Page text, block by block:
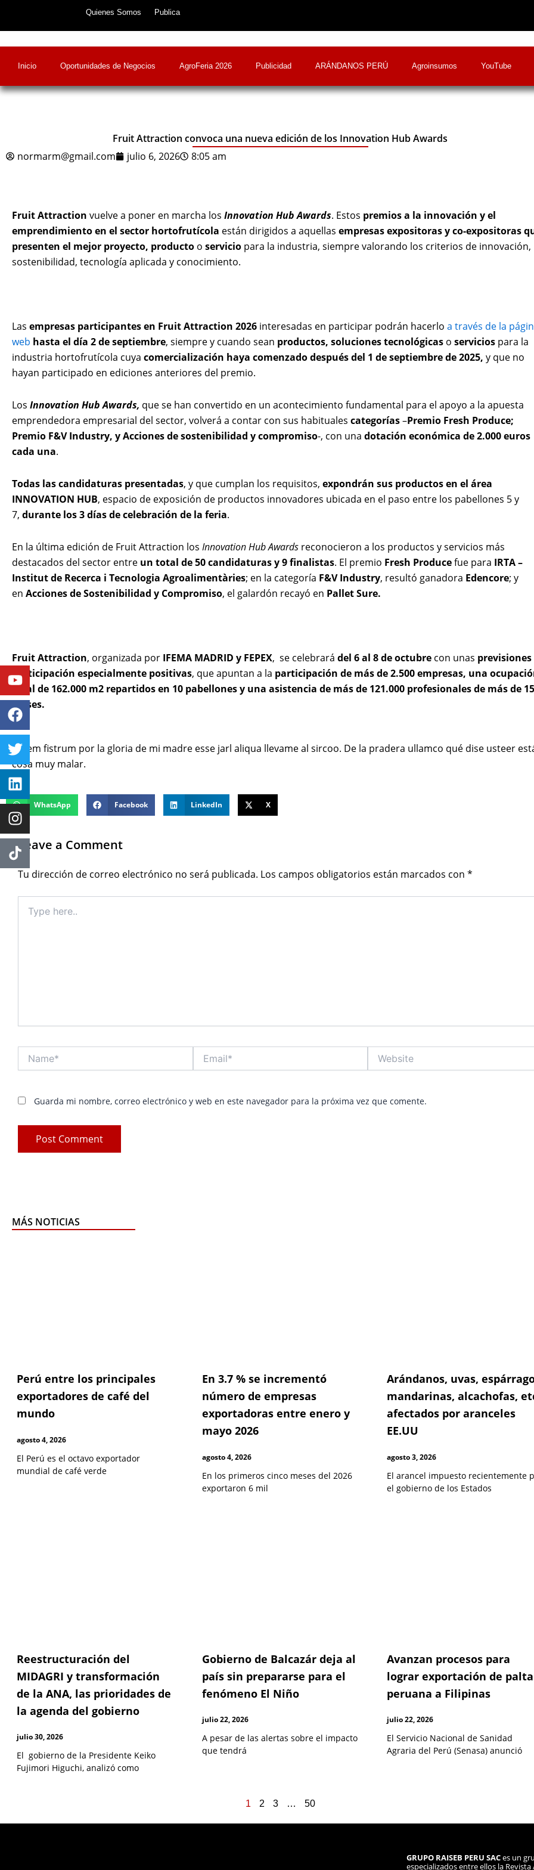
Quienes Somos Publica
Inicio Oportunidades de Negocios AgroFeria 2026 Publicidad ARÁNDANOS PERÚ Agroinsumos YouTube
Fruit Attraction convoca una nueva edición de los Innovation Hub Awards
normarm@gmail.com
julio 6, 2026 8:05 am
Fruit Attraction vuelve a poner en marcha los Innovation Hub Awards. Estos premios a la innovación y el
emprendimiento en el sector hortofrutícola están dirigidos a aquellas empresas expositoras y co-expositoras
presenten el mejor proyecto, producto o servicio para la industria, siempre valorando los criterios de innovación,
sostenibilidad, tecnología aplicada y conocimiento.
Las empresas participantes en Fruit Attraction 2026 interesadas en participar podrán hacerlo a través de la
web hasta el día 2 de septiembre, siempre y cuando sean productos, soluciones tecnológicas o servicios para la
industria hortofrutícola cuya comercialización haya comenzado después del 1 de septiembre de 2025, y que no
hayan participado en ediciones anteriores del premio.
Los Innovation Hub Awards, que se han convertido en un acontecimiento fundamental para el apoyo a la apuesta
emprendedora empresarial del sector, volverá a contar con sus habituales categorías–Premio Fresh Produce;
Premio F&V Industry, y Acciones de sostenibilidad y compromiso-, con una dotación económica de 2.000 euros
cada una.
Todas las candidaturas presentadas, y que cumplan los requisitos, expondrán sus productos en el área
INNOVATION HUB, espacio de exposición de productos innovadores ubicada en el paso entre los pabellones 5 y
7, durante los 3 días de celebración de la feria.
En la última edición de Fruit Attraction los Innovation Hub Awards reconocieron a los productos y servicios más
destacados del sector entre un total de 50 candidaturas y 9 finalistas. El premio Fresh Producefue para IRTA –
Institut de Recerca i Tecnologia Agroalimentàries; en la categoría F&V Industry, resultó ganadora Edencore; y
en Accionesde Sostenibilidad y Compromiso, el galardón recayó en Pallet Sure.
Fruit Attraction, organizada por IFEMA MADRID y FEPEX, se celebrará del 6 al 8 de octubre con unas previsiones
participación especialmente positivas, que apuntan a la participación de más de2.500 empresas, una
total de 162.000 m2 repartidos en 10 pabellonesy una asistencia de más de 121.000 profesionales de más de
países.
Lorem fistrum por la gloria de mi madre esse jarl aliqua llevame al sircoo. De la pradera ullamco qué dise usteer
cosa muy malar.
WhatsApp Facebook LinkedIn X
Leave a Comment
Tu dirección de correo electrónico no será publicada. Los campos obligatorios están marcados con *
here..
Guarda mi nombre, correo electrónico y web en este navegador para la próxima vez que comente.
MÁS NOTICIAS
Perú entre los principales
exportadores de café del
mundo
agosto 4, 2026
El Perú es el octavo exportador
mundial de café verde
En 3.7 % se incrementó
número de empresas
exportadoras entre enero y
mayo 2026
agosto 4, 2026
En los primeros cinco meses del 2026
exportaron 6 mil
Arándanos, uvas,
mandarinas, alcachofas,
afectados por aranceles
EE.UU
agosto 3, 2026
El arancel impuesto recientemente
el gobierno de los Estados
Reestructuración del
MIDAGRI y transformación
de la ANA, las prioridades de
la agenda del gobierno
julio 30, 2026
El gobierno de la Presidente Keiko
Fujimori Higuchi, analizó como
Gobierno de Balcazár deja al
país sin prepararse para el
fenómeno El Niño
julio 22, 2026
A pesar de las alertas sobre el impacto
que tendrá
Avanzan procesos para
lograr exportación de palta
peruana a Filipinas
julio 22, 2026
El Servicio Nacional de Sanidad
Agraria del Perú (Senasa) anunció
1 2 3 … 50
GRUPO RAISEB PERU SACes un
especializados entre ellos la
Youtube
Facebook
Twitter
Linkedin
Instagram